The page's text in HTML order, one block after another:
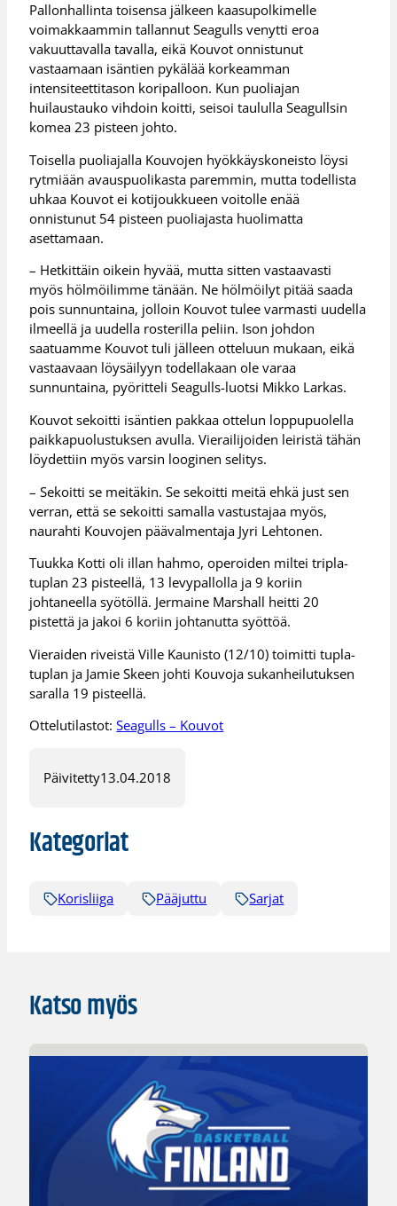
Pallonhallinta toisensa jälkeen kaasupolkimelle
voimakkaammin tallannut Seagulls venytti eroa
vakuuttavalla tavalla, eikä Kouvot onnistunut
vastaamaan isäntien pykälää korkeamman
intensiteettitason koripalloon. Kun puoliajan
huilaustauko vihdoin koitti, seisoi taululla Seagullsin
komea 23 pisteen johto.
Toisella puoliajalla Kouvojen hyökkäyskoneisto löysi
rytmiään avauspuolikasta paremmin, mutta todellista
uhkaa Kouvot ei kotijoukkueen voitolle enää
onnistunut 54 pisteen puoliajasta huolimatta
asettamaan.
– Hetkittäin oikein hyvää, mutta sitten vastaavasti
myös hölmöilimme tänään. Ne hölmöilyt pitää saada
pois sunnuntaina, jolloin Kouvot tulee varmasti uudella
ilmeellä ja uudella rosterilla peliin. Ison johdon
saatuamme Kouvot tuli jälleen otteluun mukaan, eikä
vastaavaan löysäilyyn todellakaan ole varaa
sunnuntaina, pyöritteli Seagulls-luotsi Mikko Larkas.
Kouvot sekoitti isäntien pakkaa ottelun loppupuolella
paikkapuolustuksen avulla. Vierailijoiden leiristä tähän
löydettiin myös varsin looginen selitys.
– Sekoitti se meitäkin. Se sekoitti meitä ehkä just sen
verran, että se sekoitti samalla vastustajaa myös,
naurahti Kouvojen päävalmentaja Jyri Lehtonen.
Tuukka Kotti oli illan hahmo, operoiden miltei tripla-
tuplan 23 pisteellä, 13 levypallolla ja 9 koriin
johtaneella syötöllä. Jermaine Marshall heitti 20
pistettä ja jakoi 6 koriin johtanutta syöttöä.
Vieraiden riveistä Ville Kaunisto (12/10) toimitti tupla-
tuplan ja Jamie Skeen johti Kouvoja sukanheilutuksen
saralla 19 pisteellä.
Ottelutilastot:Seagulls – Kouvot
Päivitetty13.04.2018
Kategoriat
Korisliiga Pääjuttu Sarjat
Katso myös